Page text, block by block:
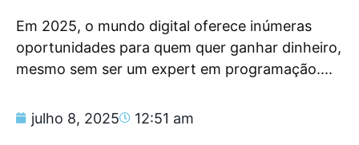
Em 2025, o mundo digital oferece inúmeras
oportunidades para quem quer ganhar dinheiro,
mesmo sem ser um expert em programação....
julho 8, 2025 12:51 am